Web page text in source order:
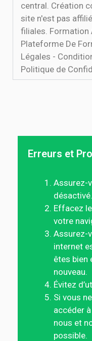
central. Création
site n'est pas
filiales. Formation
Plateforme De
Légales -
Politique de
Erreurs et
Assurez-
désactivé.
Effacez
votre
Assurez-
internet
êtes bien
nouveau.
Évitez
Si vous
accéder
nous et
possible.